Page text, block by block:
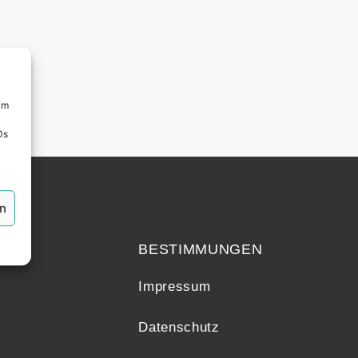
BESTIMMUNGEN
Impressum
Datenschutz